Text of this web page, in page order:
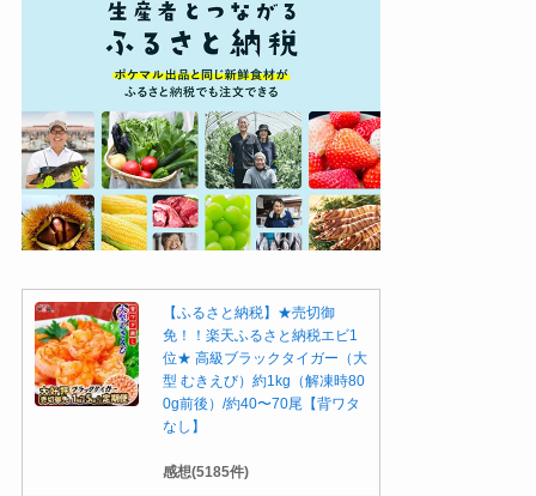
【ふるさと納税】★売切御
免！！楽天ふるさと納税エビ1
位★ 高級ブラックタイガー（大
型 むきえび）約1kg（解凍時80
0g前後）/約40〜70尾【背ワタ
なし】
感想(5185件)